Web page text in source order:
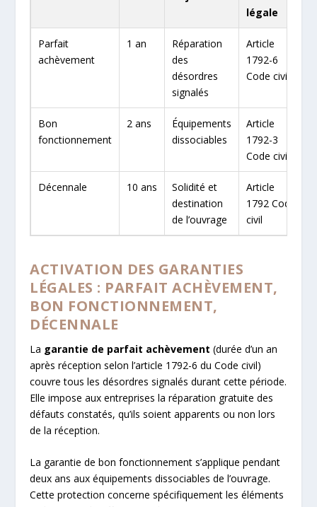
légale
Parfait
achèvement
1 an
Réparation
des
désordres
signalés
Article
1792-6
Code civil
Bon
fonctionnement
2 ans
Équipements
dissociables
Article
1792-3
Code civil
Décennale 10 ans
Solidité et
destination
de l’ouvrage
Article
1792 Code
civil
ACTIVATION DES GARANTIES
LÉGALES : PARFAIT ACHÈVEMENT,
BON FONCTIONNEMENT,
DÉCENNALE
La garantie de parfait achèvement (durée d’un an
après réception selon l’article 1792-6 du Code civil)
couvre tous les désordres signalés durant cette période.
Elle impose aux entreprises la réparation gratuite des
défauts constatés, qu’ils soient apparents ou non lors
de la réception.
La garantie de bon fonctionnement s’applique pendant
deux ans aux équipements dissociables de l’ouvrage.
Cette protection concerne spécifiquement les éléments